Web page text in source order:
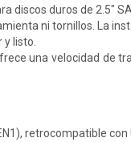
discos duros de 2.5"
ni tornillos. La
y listo.
una velocidad de
retrocompatible con